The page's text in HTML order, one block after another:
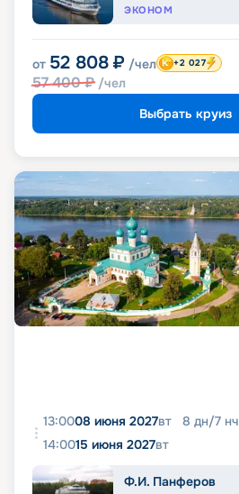
ЭКОНОМ
от 52 808 ₽ /чел
57 400₽ /чел
+2 027
Выбрать круиз
13:0008 июня 2027вт 8 дн/7 нч
14:0015 июня 2027вт
Ф.И. Панферов